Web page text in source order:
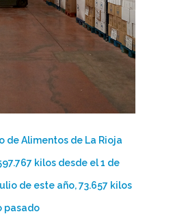
de Alimentos de La Rioja
kilos desde el 1 de
de este año, 73.657 kilos
pasado